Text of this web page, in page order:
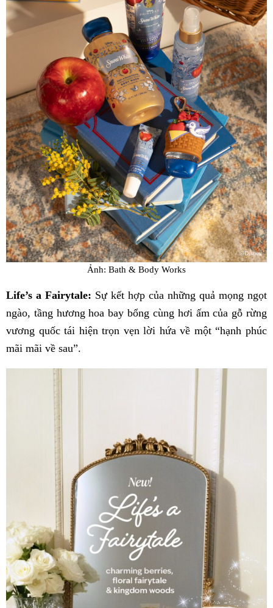
Ảnh: Bath & Body Works
Life’s a Fairytale: Sự kết hợp của những quả mọng ngọt
ngào, tầng hương hoa bay bổng cùng hơi ấm của gỗ rừng
vương quốc tái hiện trọn vẹn lời hứa về một “hạnh phúc
mãi mãi về sau”.